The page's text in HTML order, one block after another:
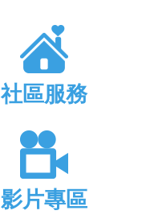
社區服務
影片專區